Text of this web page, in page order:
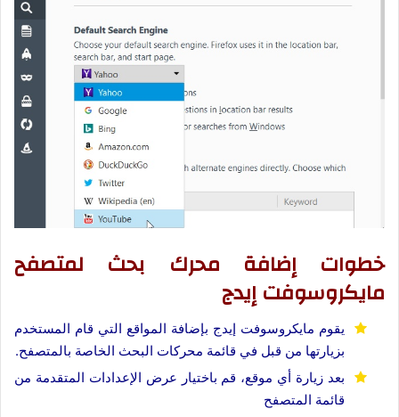
خطوات إضافة محرك بحث لمتصفح
مايكروسوفت إيدج
يقوم مايكروسوفت إيدج بإضافة المواقع التي قام المستخدم
بزيارتها من قبل في قائمة محركات البحث الخاصة بالمتصفح.
بعد زيارة أي موقع، قم باختيار عرض الإعدادات المتقدمة من
قائمة المتصفح